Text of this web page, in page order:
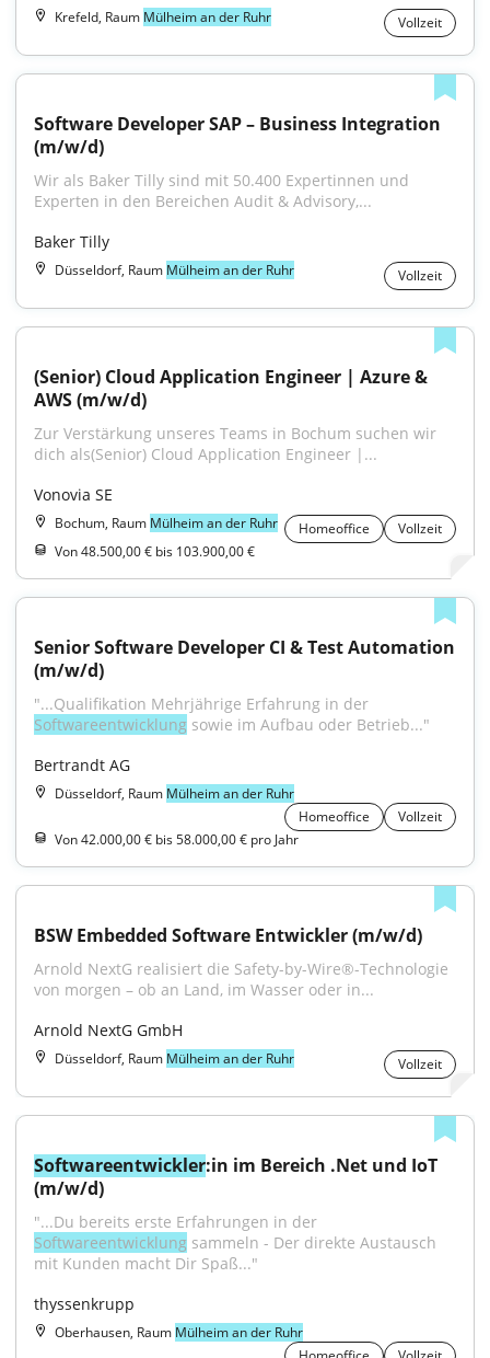
Krefeld, Raum Mülheim an der Ruhr Vollzeit
Software Developer SAP – Business Integration
(m/w/d)
Wir als Baker Tilly sind mit 50.400 Expertinnen und
Experten in den Bereichen Audit & Advisory,...
Baker Tilly
Düsseldorf, Raum Mülheim an der Ruhr Vollzeit
(Senior) Cloud Application Engineer | Azure &
AWS (m/w/d)
Zur Verstärkung unseres Teams in Bochum suchen wir
dich als(Senior) Cloud Application Engineer |...
Vonovia SE
Bochum, Raum Mülheim an der Ruhr Homeoffice
Vollzeit
Von 48.500,00 € bis 103.900,00 €
Senior Software Developer CI & Test Automation
(m/w/d)
Softwareentwicklung sowie im Aufbau oder Betrieb..."
Bertrandt AG
Düsseldorf, Raum Mülheim an der Ruhr
Homeoffice
Vollzeit
Von 42.000,00 € bis 58.000,00 € pro Jahr
BSW Embedded Software Entwickler (m/w/d)
Arnold NextG realisiert die Safety-by-Wire®-Technologie
von morgen – ob an Land, im Wasser oder in...
Arnold NextG GmbH
Düsseldorf, Raum Mülheim an der Ruhr Vollzeit
Softwareentwickler:in im Bereich .Net und IoT
(m/w/d)
Softwareentwicklung sammeln - Der direkte Austausch
mit Kunden macht Dir Spaß..."
thyssenkrupp
Oberhausen, Raum Mülheim an der Ruhr